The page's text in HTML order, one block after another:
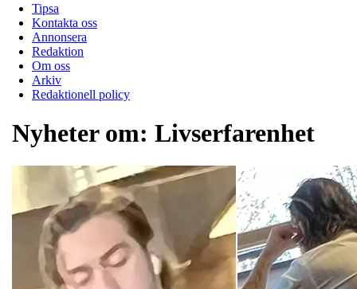
Tipsa
Kontakta oss
Annonsera
Redaktion
Om oss
Arkiv
Redaktionell policy
Nyheter om: Livserfarenhet